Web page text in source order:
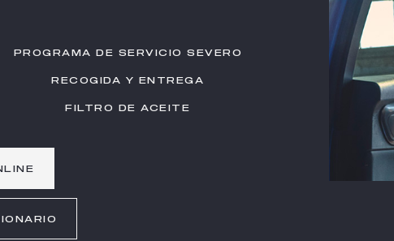
PROGRAMA DE SERVICIO SEVERO
RECOGIDA Y ENTREGA
FILTRO DE ACEITE